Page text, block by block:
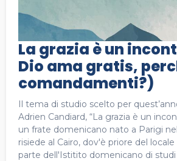
La grazia è un
Dio ama gratis,
comandamenti?)
Il tema di studio scelto per
Adrien Candiard, “La grazia è un
un frate domenicano nato a Parigi
risiede al Cairo, dov'è priore del
parte dell'Istitito domenicano di